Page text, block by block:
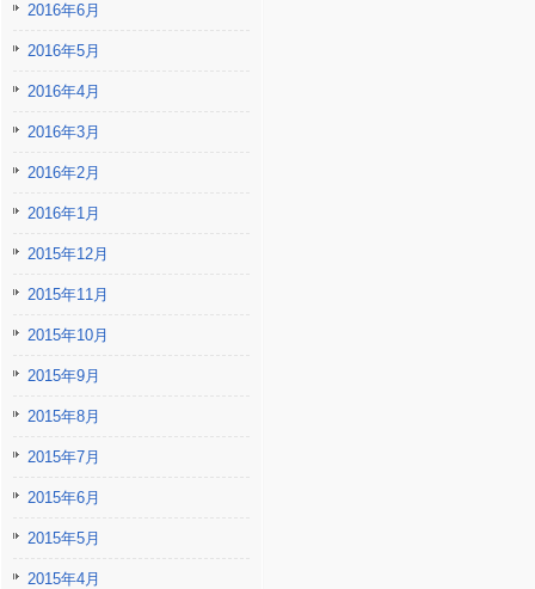
2016年6月
2016年5月
2016年4月
2016年3月
2016年2月
2016年1月
2015年12月
2015年11月
2015年10月
2015年9月
2015年8月
2015年7月
2015年6月
2015年5月
2015年4月